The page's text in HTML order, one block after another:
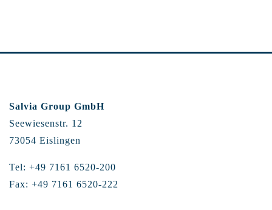
Salvia Group GmbH
Seewiesenstr. 12
73054 Eislingen
Tel: +49 7161 6520-200
Fax: +49 7161 6520-222